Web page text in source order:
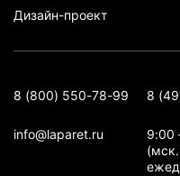
Дизайн-проект
8 (800) 550-78-99 8
info@laparet.ru
9:00